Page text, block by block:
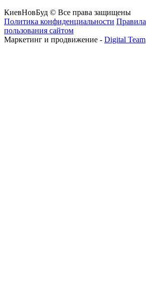
КиевНовБуд © Все права защищены
Политика конфиденциальности Правила
пользования сайтом
Маркетинг и продвижение - Digital Team